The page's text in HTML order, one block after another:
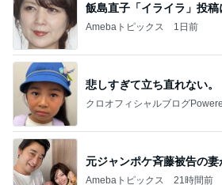
飯島直子「イライラ」投稿
Amebaトピックス 1日前
悲しすぎて立ち直れない。
クロオフィシャルブログ
元ジャンポケ斉藤被告の
Amebaトピックス 21時間前